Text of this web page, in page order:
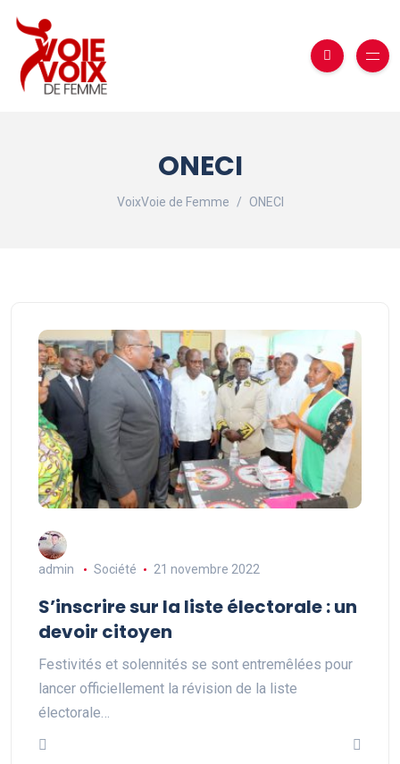
ONECI
VoixVoie de Femme ONECI
admin Société 21 novembre 2022
S’inscrire sur la liste électorale : un
devoir citoyen
Festivités et solennités se sont entremêlées pour
lancer officiellement la révision de la liste
électorale…